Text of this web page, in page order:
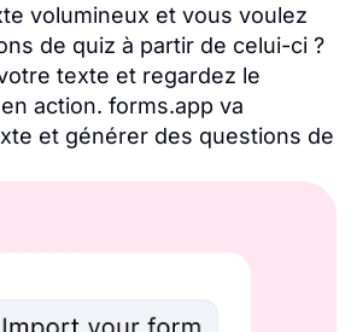
volumineux et vous voulez
de quiz à partir de celui-ci ?
texte et regardez le
action. forms.app va
et générer des questions de